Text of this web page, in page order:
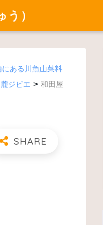
）
にある川魚山菜料
ジビエ > 和田屋